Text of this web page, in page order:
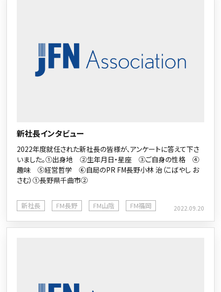
新社長インタビュー
2022年度就任された新社長の皆様が、アンケートに答えて下さ
いました。①出身地 ②生年月日・星座 ③ご自身の性格 ④
趣味 ⑤経営哲学 ⑥自局のPR FM長野小林 治（こばやし お
さむ）①長野県千曲市②
新社長 FM長野 FM山陰 FM福岡 2022.09.20